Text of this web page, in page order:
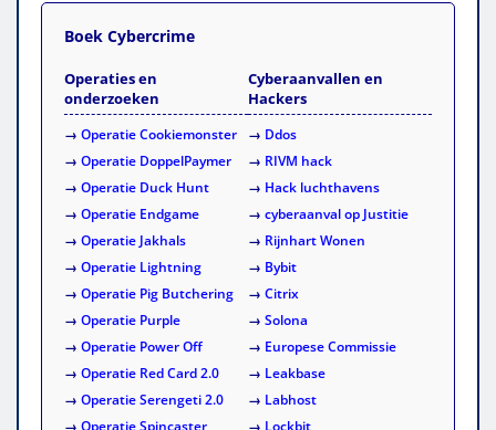
Boek Cybercrime
Operaties en
onderzoeken
→ Operatie Cookiemonster
→ Operatie DoppelPaymer
→ Operatie Duck Hunt
→ Operatie Endgame
→ Operatie Jakhals
→ Operatie Lightning
→ Operatie Pig Butchering
→ Operatie Purple
→ Operatie Power Off
→ Operatie Red Card 2.0
→ Operatie Serengeti 2.0
→ Operatie Spincaster
Cyberaanvallen en
Hackers
→ Ddos
→ RIVM hack
→ Hack luchthavens
→ cyberaanval op Justitie
→ Rijnhart Wonen
→ Bybit
→ Citrix
→ Solona
→ Europese Commissie
→ Leakbase
→ Labhost
→ Lockbit